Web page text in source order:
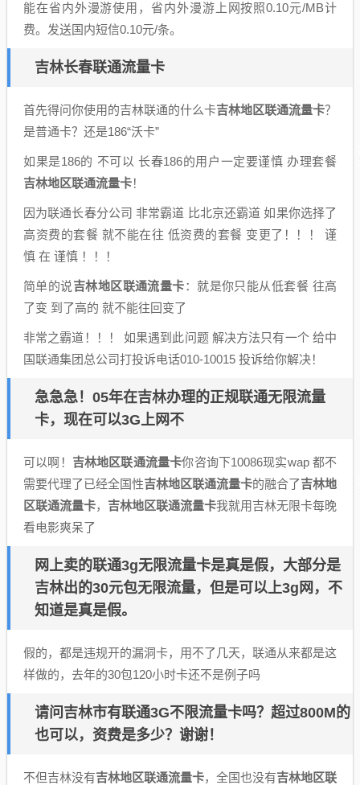
能在省内外漫游使用，省内外漫游上网按照0.10元/MB计
费。发送国内短信0.10元/条。
吉林长春联通流量卡
首先得问你使用的吉林联通的什么卡吉林地区联通流量卡？
是普通卡？还是186“沃卡”
如果是186的 不可以 长春186的用户一定要谨慎 办理套餐
吉林地区联通流量卡！
因为联通长春分公司 非常霸道 比北京还霸道 如果你选择了
高资费的套餐 就不能在往 低资费的套餐 变更了！！！ 谨
慎 在 谨慎 ！！！
简单的说 吉林地区联通流量卡：就是你只能从低套餐 往高
了变 到了高的 就不能往回变了
非常之霸道！！！ 如果遇到此问题 解决方法只有一个 给中
国联通集团总公司打投诉电话010-10015 投诉给你解决！
急急急！05年在吉林办理的正规联通无限流量
卡，现在可以3G上网不
可以啊！ 吉林地区联通流量卡你咨询下10086现实wap 都不
需要代理了已经全国性吉林地区联通流量卡的融合了吉林地
区联通流量卡， 吉林地区联通流量卡我就用吉林无限卡每晚
看电影爽呆了
网上卖的联通3g无限流量卡是真是假，大部分是
吉林出的30元包无限流量，但是可以上3g网，不
知道是真是假。
假的，都是违规开的漏洞卡，用不了几天，联通从来都是这
样做的，去年的30包120小时卡还不是例子吗
请问吉林市有联通3G不限流量卡吗？超过800M的
也可以，资费是多少？谢谢！
不但吉林没有吉林地区联通流量卡，全国也没有吉林地区联